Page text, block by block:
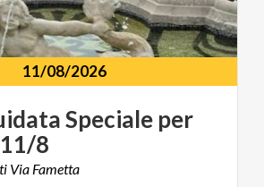
11/08/2026
Speciale per
11/8
Via Fametta